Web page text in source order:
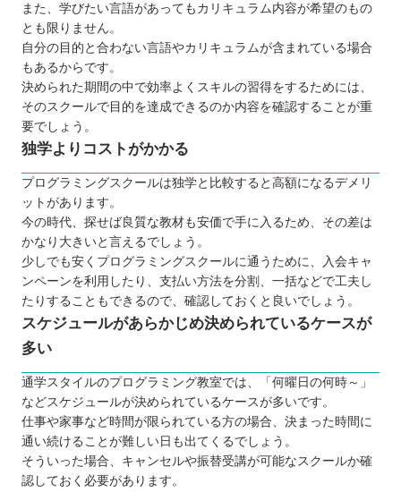
また、学びたい言語があってもカリキュラム内容が希望のもの
とも限りません。
自分の目的と合わない言語やカリキュラムが含まれている場合
もあるからです。
決められた期間の中で効率よくスキルの習得をするためには、
そのスクールで目的を達成できるのか内容を確認することが重
要でしょう。
独学よりコストがかかる
プログラミングスクールは独学と比較すると高額になるデメリ
ットがあります。
今の時代、探せば良質な教材も安価で手に入るため、その差は
かなり大きいと言えるでしょう。
少しでも安くプログラミングスクールに通うために、入会キャ
ンペーンを利用したり、支払い方法を分割、一括などで工夫し
たりすることもできるので、確認しておくと良いでしょう。
スケジュールがあらかじめ決められているケースが
多い
通学スタイルのプログラミング教室では、「何曜日の何時～」
などスケジュールが決められているケースが多いです。
仕事や家事など時間が限られている方の場合、決まった時間に
通い続けることが難しい日も出てくるでしょう。
そういった場合、キャンセルや振替受講が可能なスクールか確
認しておく必要があります。